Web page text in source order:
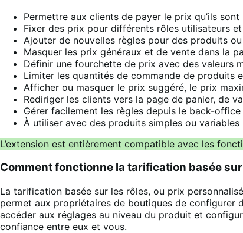
Permettre aux clients de payer le prix qu’ils
Fixer des prix pour différents rôles utilisateurs
Ajouter de nouvelles règles pour des produits
Masquer les prix généraux et de vente dans la
Définir une fourchette de prix avec des valeurs
Limiter les quantités de commande de produits
Afficher ou masquer le prix suggéré, le prix
Rediriger les clients vers la page de panier, de
Gérer facilement les règles depuis le back-office
À utiliser avec des produits simples ou variables
L’extension est entièrement compatible avec les
Comment fonctionne la tarification basée
La tarification basée sur les rôles, ou prix
permet aux propriétaires de boutiques de
accéder aux réglages au niveau du produit et
confiance entre eux et vous.